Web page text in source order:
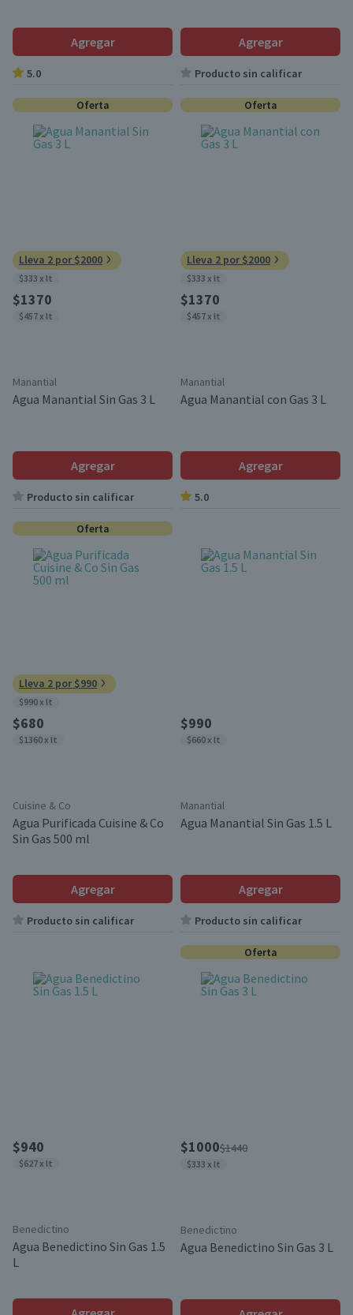
Agregar
5.0
Agregar
Producto sin calificar
Oferta
Lleva 2 por $2000
$333 x lt
$1370
$457 x lt
Manantial
Agua Manantial Sin Gas 3 L
Agregar
Producto sin calificar
Oferta
Lleva 2 por $2000
$333 x lt
$1370
$457 x lt
Manantial
Agua Manantial con Gas 3 L
Agregar
5.0
Oferta
Lleva 2 por $990
$990 x lt
$680
$1360 x lt
Cuisine & Co
Agua Purificada Cuisine & Co
Sin Gas 500 ml
Agregar
Producto sin calificar
$990
$660 x lt
Manantial
Agua Manantial Sin Gas 1.5 L
Agregar
Producto sin calificar
$940
$627 x lt
Benedictino
Agua Benedictino Sin Gas 1.5
L
Oferta
$1000$1440
$333 x lt
Benedictino
Agua Benedictino Sin Gas 3 L